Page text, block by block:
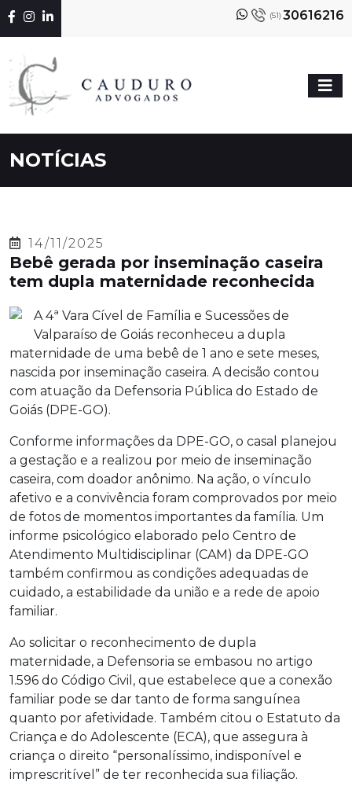
(51) 30616216
NOTÍCIAS
14/11/2025
Bebê gerada por inseminação caseira
tem dupla maternidade reconhecida
A 4ª Vara Cível de Família e Sucessões de
Valparaíso de Goiás reconheceu a dupla
maternidade de uma bebê de 1 ano e sete meses,
nascida por inseminação caseira. A decisão contou
com atuação da Defensoria Pública do Estado de
Goiás (DPE-GO).
Conforme informações da DPE-GO, o casal planejou
a gestação e a realizou por meio de inseminação
caseira, com doador anônimo. Na ação, o vínculo
afetivo e a convivência foram comprovados por meio
de fotos de momentos importantes da família. Um
informe psicológico elaborado pelo Centro de
Atendimento Multidisciplinar (CAM) da DPE-GO
também confirmou as condições adequadas de
cuidado, a estabilidade da união e a rede de apoio
familiar.
Ao solicitar o reconhecimento de dupla
maternidade, a Defensoria se embasou no artigo
1.596 do Código Civil, que estabelece que a conexão
familiar pode se dar tanto de forma sanguínea
quanto por afetividade. Também citou o Estatuto da
Criança e do Adolescente (ECA), que assegura à
criança o direito “personalíssimo, indisponível e
imprescritível” de ter reconhecida sua filiação.